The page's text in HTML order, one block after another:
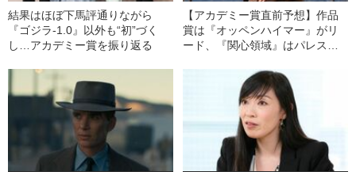
結果はほぼ下馬評通りながら
『ゴジラ-1.0』以外も“初”づく
し…アカデミー賞を振り返る
【アカデミー賞直前予想】作品
賞は『オッペンハイマー』がリ
ード、『関心領域』はパレスチ
にもチャンスが！